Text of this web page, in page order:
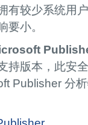
有较少系统用
要小。
持版本，此安
Publisher 分